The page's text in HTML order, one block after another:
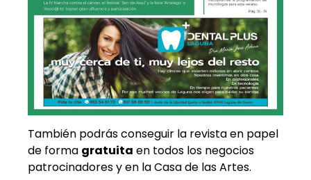
También podrás conseguir la revista en papel
de forma gratuita en todos los negocios
patrocinadores y en la Casa de las Artes.